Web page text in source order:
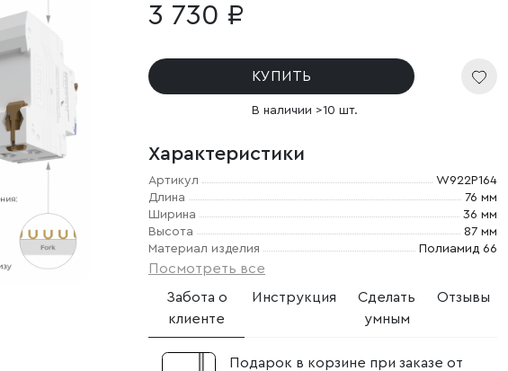
3 730 ₽
КУПИТЬ
В наличии >10 шт.
Характеристики
Артикул
W922P164
Длина
76 мм
Ширина
36 мм
Высота
87 мм
Материал изделия
Полиамид 66
Посмотреть все
Забота о
клиенте
Инструкция
Сделать
умным
Отзывы
Подарок в корзине при заказе от